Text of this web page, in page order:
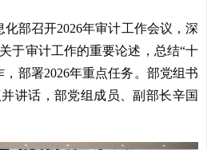
化部召开2026年审计工作会议，深
于审计工作的重要论述，总结“十
，部署2026年重点任务。部党组书
讲话，部党组成员、副部长辛国